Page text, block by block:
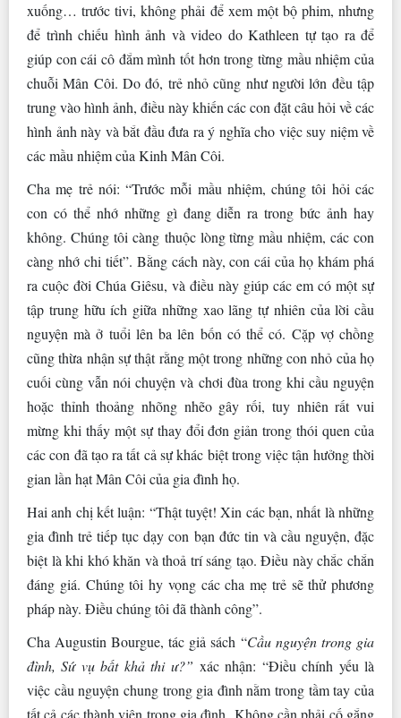
xuống… trước tivi, không phải để xem một bộ phim, nhưng
để trình chiếu hình ảnh và video do Kathleen tự tạo ra để
giúp con cái cô đắm mình tốt hơn trong từng mầu nhiệm của
chuỗi Mân Côi. Do đó, trẻ nhỏ cũng như người lớn đều tập
trung vào hình ảnh, điều này khiến các con đặt câu hỏi về các
hình ảnh này và bắt đầu đưa ra ý nghĩa cho việc suy niệm về
các mầu nhiệm của Kinh Mân Côi.
Cha mẹ trẻ nói: “Trước mỗi mầu nhiệm, chúng tôi hỏi các
con có thể nhớ những gì đang diễn ra trong bức ảnh hay
không. Chúng tôi càng thuộc lòng từng mầu nhiệm, các con
càng nhớ chi tiết”. Bằng cách này, con cái của họ khám phá
ra cuộc đời Chúa Giêsu, và điều này giúp các em có một sự
tập trung hữu ích giữa những xao lãng tự nhiên của lời cầu
nguyện mà ở tuổi lên ba lên bốn có thể có. Cặp vợ chồng
cũng thừa nhận sự thật rằng một trong những con nhỏ của họ
cuối cùng vẫn nói chuyện và chơi đùa trong khi cầu nguyện
hoặc thỉnh thoảng nhõng nhẽo gây rối, tuy nhiên rất vui
mừng khi thấy một sự thay đổi đơn giản trong thói quen của
các con đã tạo ra tất cả sự khác biệt trong việc tận hưởng thời
gian lần hạt Mân Côi của gia đình họ.
Hai anh chị kết luận: “Thật tuyệt! Xin các bạn, nhất là những
gia đình trẻ tiếp tục dạy con bạn đức tin và cầu nguyện, đặc
biệt là khi khó khăn và thoả trí sáng tạo. Điều này chắc chắn
đáng giá. Chúng tôi hy vọng các cha mẹ trẻ sẽ thử phương
pháp này. Điều chúng tôi đã thành công”.
Cha Augustin Bourgue, tác giả sách “Cầu nguyện trong gia
đình, Sứ vụ bất khả thi ư?” xác nhận: “Điều chính yếu là
việc cầu nguyện chung trong gia đình nằm trong tầm tay của
tất cả các thành viên trong gia đình. Không cần phải cố gắng